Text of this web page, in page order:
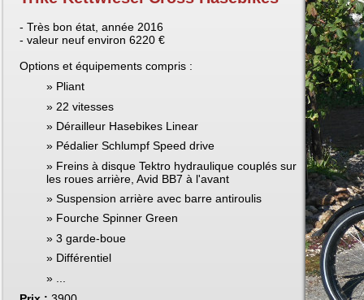
- Très bon état, année 2016
- valeur neuf environ 6220 €
Options et équipements compris :
Pliant
22 vitesses
Dérailleur Hasebikes Linear
Pédalier Schlumpf Speed drive
Freins à disque Tektro hydraulique couplés sur
les roues arrière, Avid BB7 à l'avant
Suspension arrière avec barre antiroulis
Fourche Spinner Green
3 garde-boue
Différentiel